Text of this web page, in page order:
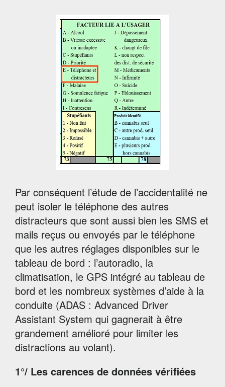
Par conséquent l’étude de l’accidentalité ne
peut isoler le téléphone des autres
distracteurs que sont aussi bien les SMS et
mails reçus ou envoyés par le téléphone
que les autres réglages disponibles sur le
tableau de bord : l’autoradio, la
climatisation, le GPS intégré au tableau de
bord et les nombreux systèmes d’aide à la
conduite (ADAS : Advanced Driver
Assistant System qui gagnerait à être
grandement amélioré pour limiter les
distractions au volant).
1°/ Les carences de données vérifiées